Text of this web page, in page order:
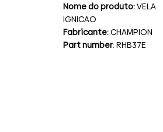
Nome do produto:VELA
IGNICAO
Fabricante:CHAMPION
Part number: RHB37E